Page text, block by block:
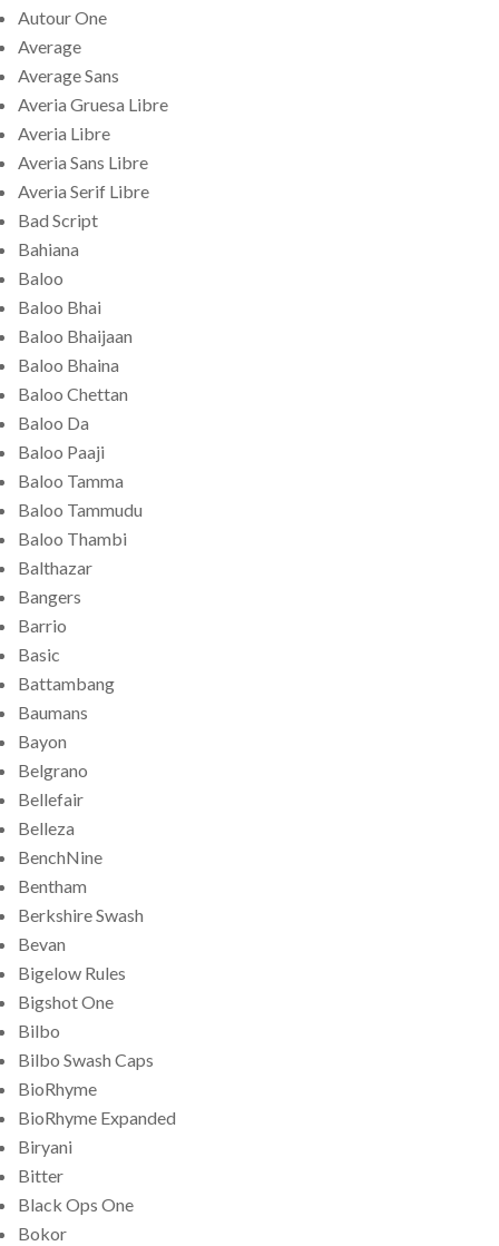
Autour One
Average
Average Sans
Averia Gruesa Libre
Averia Libre
Averia Sans Libre
Averia Serif Libre
Bad Script
Bahiana
Baloo
Baloo Bhai
Baloo Bhaijaan
Baloo Bhaina
Baloo Chettan
Baloo Da
Baloo Paaji
Baloo Tamma
Baloo Tammudu
Baloo Thambi
Balthazar
Bangers
Barrio
Basic
Battambang
Baumans
Bayon
Belgrano
Bellefair
Belleza
BenchNine
Bentham
Berkshire Swash
Bevan
Bigelow Rules
Bigshot One
Bilbo
Bilbo Swash Caps
BioRhyme
BioRhyme Expanded
Biryani
Bitter
Black Ops One
Bokor